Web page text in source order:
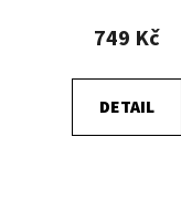
749 Kč
DETAIL